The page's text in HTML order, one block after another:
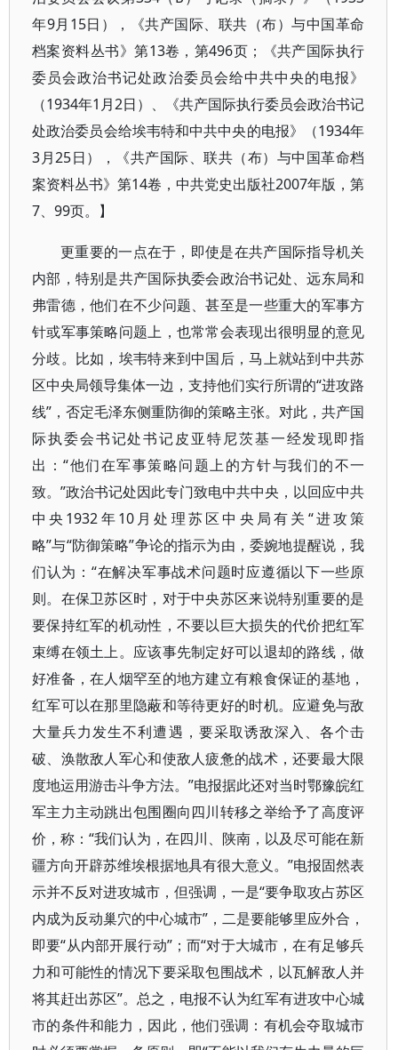
年9月15日），《共产国际、联共（布）与中国革命
档案资料丛书》第13卷，第496页；《共产国际执行
委员会政治书记处政治委员会给中共中央的电报》
（1934年1月2日）、《共产国际执行委员会政治书记
处政治委员会给埃韦特和中共中央的电报》（1934年
3月25日），《共产国际、联共（布）与中国革命档
案资料丛书》第14卷，中共党史出版社2007年版，第
7、99页。】
更重要的一点在于，即使是在共产国际指导机关
内部，特别是共产国际执委会政治书记处、远东局和
弗雷德，他们在不少问题、甚至是一些重大的军事方
针或军事策略问题上，也常常会表现出很明显的意见
分歧。比如，埃韦特来到中国后，马上就站到中共苏
区中央局领导集体一边，支持他们实行所谓的“进攻路
线”，否定毛泽东侧重防御的策略主张。对此，共产国
际执委会书记处书记皮亚特尼茨基一经发现即指
出：“他们在军事策略问题上的方针与我们的不一
致。”政治书记处因此专门致电中共中央，以回应中共
中央1932年10月处理苏区中央局有关“进攻策
略”与“防御策略”争论的指示为由，委婉地提醒说，我
们认为：“在解决军事战术问题时应遵循以下一些原
则。在保卫苏区时，对于中央苏区来说特别重要的是
要保持红军的机动性，不要以巨大损失的代价把红军
束缚在领土上。应该事先制定好可以退却的路线，做
好准备，在人烟罕至的地方建立有粮食保证的基地，
红军可以在那里隐蔽和等待更好的时机。应避免与敌
大量兵力发生不利遭遇，要采取诱敌深入、各个击
破、涣散敌人军心和使敌人疲惫的战术，还要最大限
度地运用游击斗争方法。”电报据此还对当时鄂豫皖红
军主力主动跳出包围圈向四川转移之举给予了高度评
价，称：“我们认为，在四川、陕南，以及尽可能在新
疆方向开辟苏维埃根据地具有很大意义。”电报固然表
示并不反对进攻城市，但强调，一是“要争取攻占苏区
内成为反动巢穴的中心城市”，二是要能够里应外合，
即要“从内部开展行动”；而“对于大城市，在有足够兵
力和可能性的情况下要采取包围战术，以瓦解敌人并
将其赶出苏区”。总之，电报不认为红军有进攻中心城
市的条件和能力，因此，他们强调：有机会夺取城市